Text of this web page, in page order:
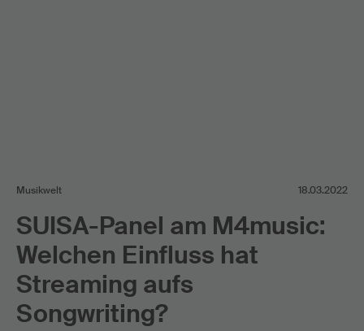
Musikwelt 18.03.2022
SUISA-Panel am M4music:
Welchen Einfluss hat
Streaming aufs
Songwriting?